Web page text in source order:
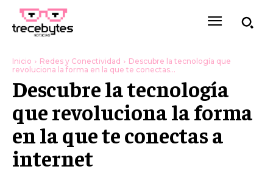
Inicio Redes y Conectividad
Descubre la tecnología que
revoluciona la forma en la que te conectas...
Descubre la tecnología
que revoluciona la forma
en la que te conectas a
internet